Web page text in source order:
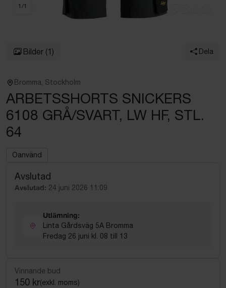
1 /1
Bilder (1) Dela
Bromma, Stockholm
ARBETSSHORTS SNICKERS
6108 GRÅ/SVART, LW HF, STL.
64
Oanvänd
Avslutad
Avslutad: 24 juni 2026 11:09
Utlämning:
Linta Gårdsväg 5A Bromma
Fredag 26 juni kl. 08 till 13
Vinnande bud
150 kr(exkl. moms)